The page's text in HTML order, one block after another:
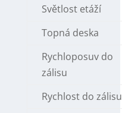
Světlost etáží
Topná deska
Rychloposuv do
zálisu
Rychlost do zálisu